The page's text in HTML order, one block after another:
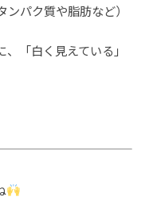
パク質や脂肪など）
「白く見えている」